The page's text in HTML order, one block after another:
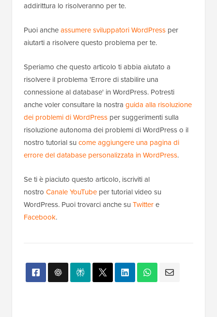
addirittura lo risolveranno per te.
Puoi ancheassumere sviluppatori WordPress per
aiutarti a risolvere questo problema per te.
Speriamo che questo articolo ti abbia aiutato a
risolvere il problema 'Errore di stabilire una
connessione al database' in WordPress. Potresti
anche voler consultare la nostra guida alla risoluzione
dei problemi di WordPress per suggerimenti sulla
risoluzione autonoma dei problemi di WordPress o il
nostro tutorial su come aggiungere una pagina di
errore del database personalizzata in WordPress.
Se ti è piaciuto questo articolo, iscriviti al
nostro Canale YouTube per tutorial video su
WordPress. Puoi trovarci anche su Twittere
Facebook.